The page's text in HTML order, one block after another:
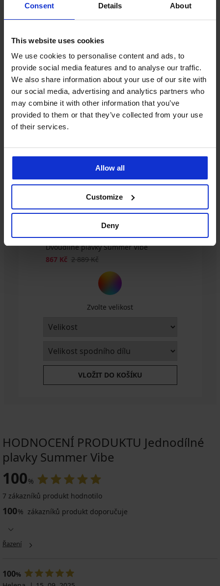
Consent Details About
This website uses cookies
We use cookies to personalise content and ads, to
provide social media features and to analyse our traffic.
We also share information about your use of our site with
our social media, advertising and analytics partners who
may combine it with other information that you’ve
provided to them or that they’ve collected from your use
of their services.
Allow all
Customize
Deny
1+1 ZDARMA
Jednodílné
Gimbya
500
Kč
999
1+1 ZDARMA
5
Jednodílné
Kyah
500
Kč
999
1+1 ZDARMA
4,8
Jednodílné
Ayan
500
Kč
999
1+1 ZDARMA
Jednodílné
plavky
Ayan
II
500
Kč
1+1 ZDARMA
Dámské
plavky
Blanka
480
Kč
1+1 ZDARMA
Jednodílné
plavky
Nala
240
Kč
799
5
Jednodílné
plavky
Sun
Lily
I
Kč
-40%
4,6
Jednodílné
plavky
Navyana
1 559
Kč
2 599
Jednodílné
plavky
Sun
Lily
II
899
Kč
-50%
Jednodílné
Togo
Mago
750
Kč
-50%
Zeštíhlující
jednodílné
plavky
Milos
II
bez
kostic
Kč
2 399
Dvoudílné plavky Summer Vibe
867 Kč 2 889 Kč
Zvolte velikost
VLOŽIT DO KOŠÍKU
HODNOCENÍ PRODUKTU Jednodílné
plavky Summer Vibe
100%
7 zákazníků produkt hodnotilo
100% zákazníků produkt doporučuje
Řazení
100%